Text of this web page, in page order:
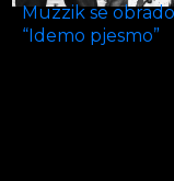
Muzzik se
“Idemo pjesmo”